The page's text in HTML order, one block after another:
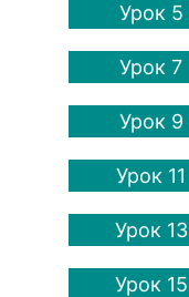
Урок 5
Урок 7
Урок 9
Урок 11
Урок 13
Урок 15